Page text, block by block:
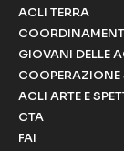
ACLI TERRA
GIOVANI DELLE
COOPERAZIONE
ACLI ARTE E
CTA
FAI